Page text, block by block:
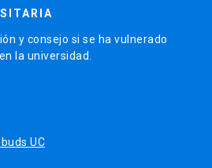
y consejo si se ha vulnerado
la universidad.
UC